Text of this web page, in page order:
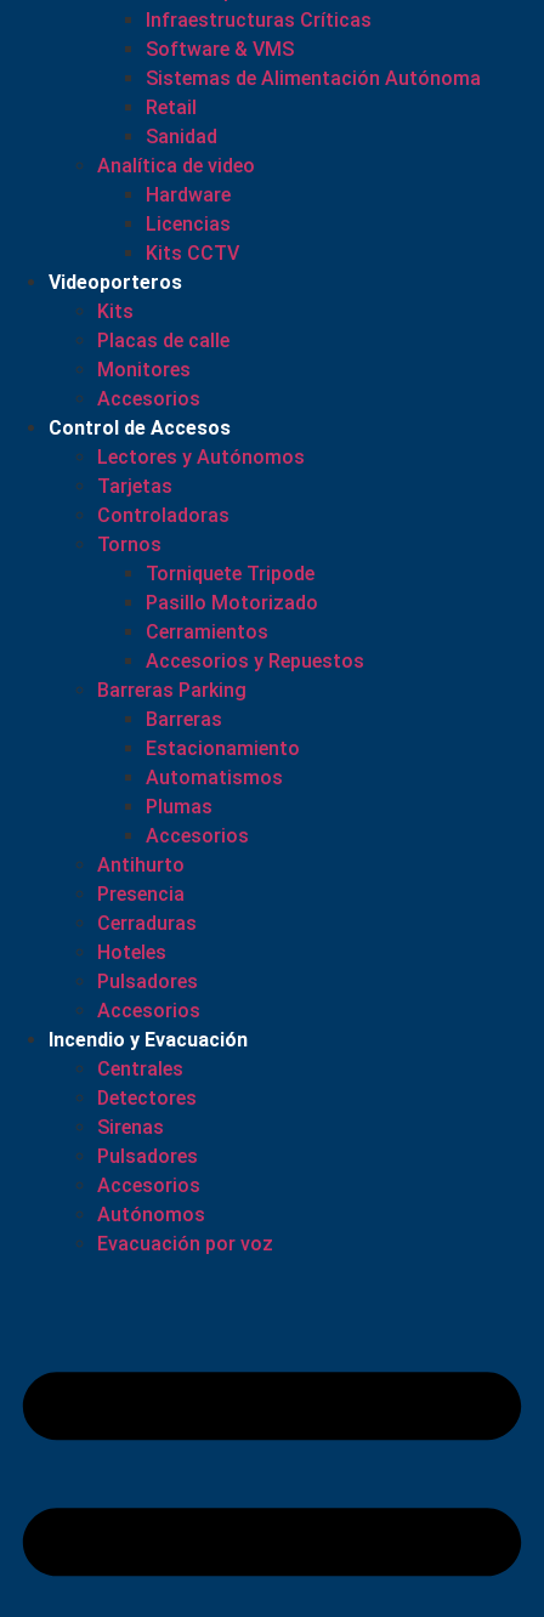
Infraestructuras Críticas
Software & VMS
Sistemas de Alimentación Autónoma
Retail
Sanidad
Analítica de video
Hardware
Licencias
Kits CCTV
Videoporteros
Kits
Placas de calle
Monitores
Accesorios
Control de Accesos
Lectores y Autónomos
Tarjetas
Controladoras
Tornos
Torniquete Tripode
Pasillo Motorizado
Cerramientos
Accesorios y Repuestos
Barreras Parking
Barreras
Estacionamiento
Automatismos
Plumas
Accesorios
Antihurto
Presencia
Cerraduras
Hoteles
Pulsadores
Accesorios
Incendio y Evacuación
Centrales
Detectores
Sirenas
Pulsadores
Accesorios
Autónomos
Evacuación por voz